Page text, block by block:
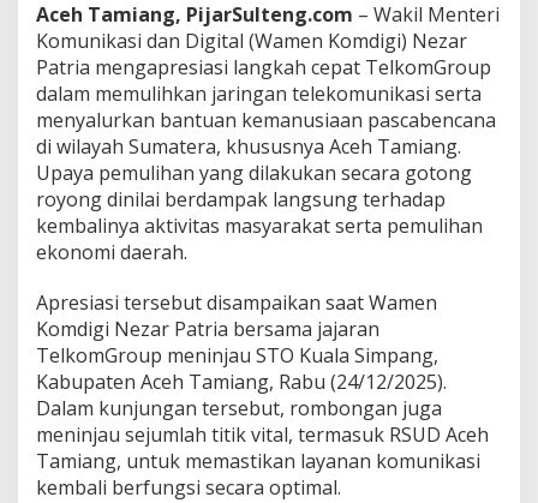
p
P
u
l
i
h
k
a
n
a
n
g
a
n
d
a
n
S
a
l
Aceh Tamiang, PijarSulteng.com – Wakil Menteri
Komunikasi dan Digital (Wamen Komdigi) Nezar
Patria mengapresiasi langkah cepat TelkomGroup
dalam memulihkan jaringan telekomunikasi serta
menyalurkan bantuan kemanusiaan pascabencana
di wilayah Sumatera, khususnya Aceh Tamiang.
Upaya pemulihan yang dilakukan secara gotong
royong dinilai berdampak langsung terhadap
kembalinya aktivitas masyarakat serta pemulihan
ekonomi daerah.
Apresiasi tersebut disampaikan saat Wamen
Komdigi Nezar Patria bersama jajaran
TelkomGroup meninjau STO Kuala Simpang,
Kabupaten Aceh Tamiang, Rabu (24/12/2025).
Dalam kunjungan tersebut, rombongan juga
meninjau sejumlah titik vital, termasuk RSUD Aceh
Tamiang, untuk memastikan layanan komunikasi
kembali berfungsi secara optimal.